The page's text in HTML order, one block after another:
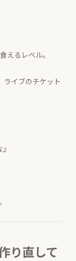
えるレベル。
ライブのチケット
り直して